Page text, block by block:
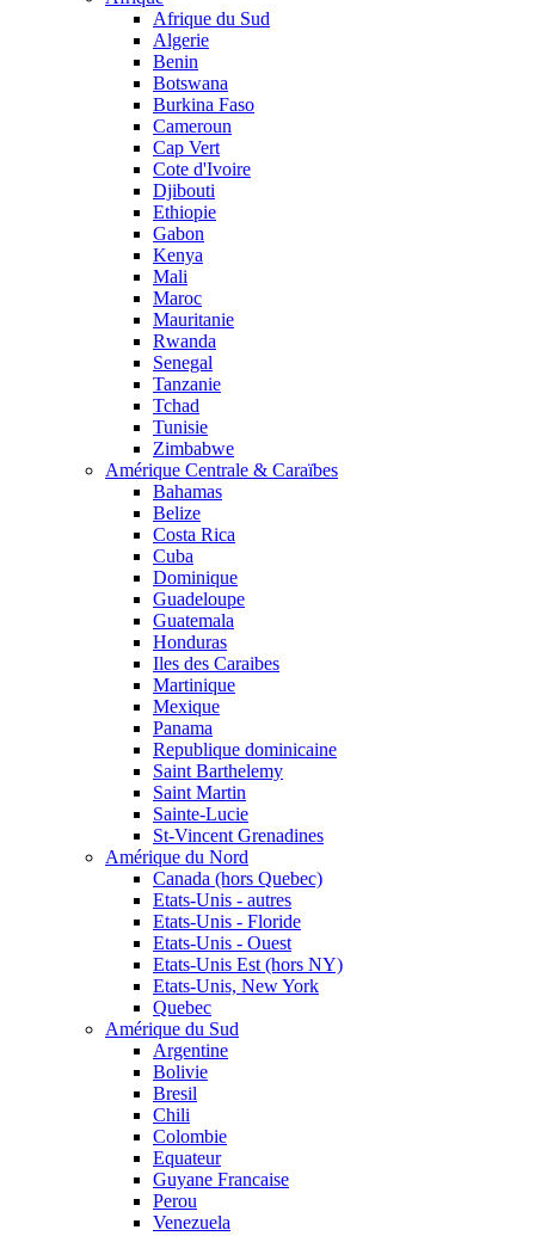
Afrique du Sud
Algerie
Benin
Botswana
Burkina Faso
Cameroun
Cap Vert
Cote d'Ivoire
Djibouti
Ethiopie
Gabon
Kenya
Mali
Maroc
Mauritanie
Rwanda
Senegal
Tanzanie
Tchad
Tunisie
Zimbabwe
Amérique Centrale & Caraïbes
Bahamas
Belize
Costa Rica
Cuba
Dominique
Guadeloupe
Guatemala
Honduras
Iles des Caraibes
Martinique
Mexique
Panama
Republique dominicaine
Saint Barthelemy
Saint Martin
Sainte-Lucie
St-Vincent Grenadines
Amérique du Nord
Canada (hors Quebec)
Etats-Unis - autres
Etats-Unis - Floride
Etats-Unis - Ouest
Etats-Unis Est (hors NY)
Etats-Unis, New York
Quebec
Amérique du Sud
Argentine
Bolivie
Bresil
Chili
Colombie
Equateur
Guyane Francaise
Perou
Venezuela